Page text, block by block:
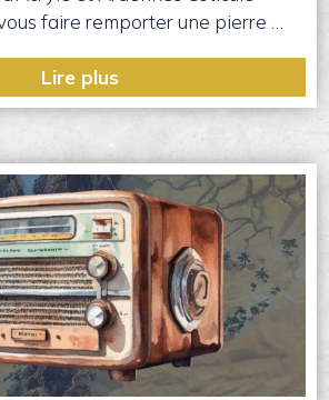
faire remporter une pierre …
Lire plus